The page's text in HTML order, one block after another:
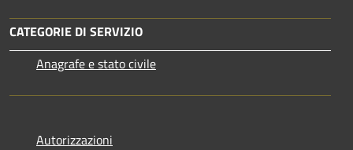
CATEGORIE DI SERVIZIO
Anagrafe e stato civile
Autorizzazioni